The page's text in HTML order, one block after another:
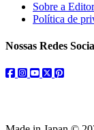
Sobre a
Política de
Nossas Redes
facebook
instagram
youtube
twitterpinterest